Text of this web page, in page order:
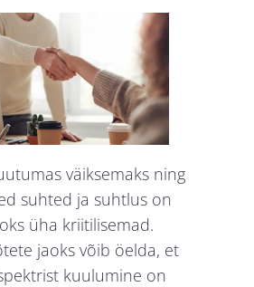
väiksemaks ning
suhted ja suhtlus on
üha kriitilisemad.
jaoks võib öelda, et
kuulumine on